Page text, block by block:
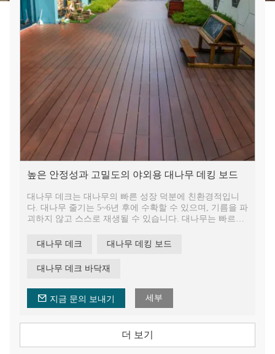
높은 안정성과 고밀도의 야외용 대나무 데킹 보드
대나무 데크는 대나무의 빠른 성장 덕분에 친환경적입니
다. 대나무 줄기는 5~6년 후에 수확할 수 있으며, 기름을 파
괴하지 않고 스스로 재생될 수 있습니다. 대나무는 빠르게
니다.
대나무 데크 대나무 데킹 보드
대나무 데크 바닥재
지금 문의 보내기 세부
더 보기